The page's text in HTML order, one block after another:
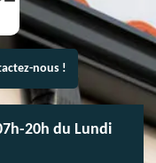
nous !
20h du Lundi